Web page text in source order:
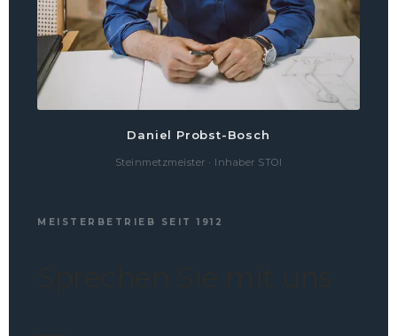
MEISTERBETRIEB SEIT 1912
Daniel Probst-Bosch
Steinmetzmeister · Inhaber STOI